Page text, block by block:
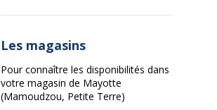
Les magasins
Pour connaître les disponibilités dans
votre magasin de Mayotte
(Mamoudzou, Petite Terre)